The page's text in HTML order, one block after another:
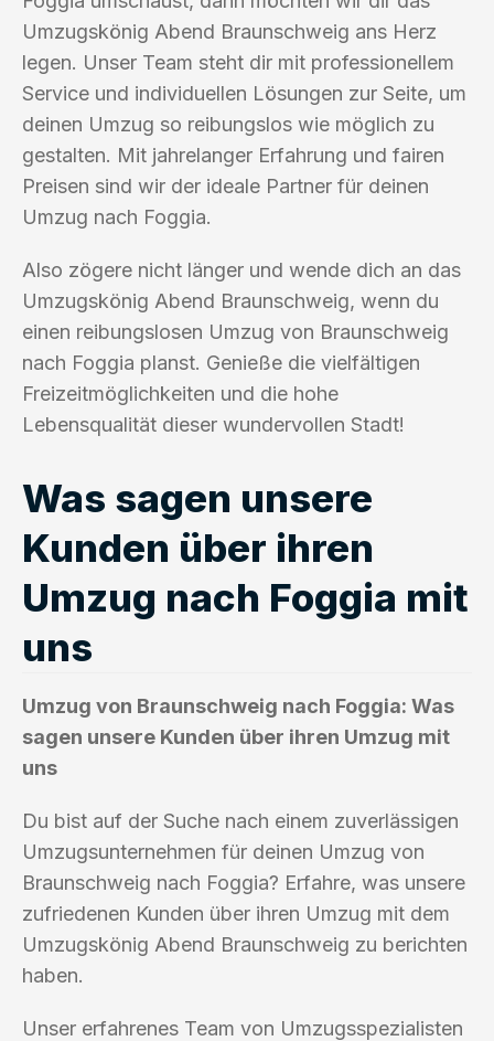
Umzugskönig Abend Braunschweig ans Herz
legen. Unser Team steht dir mit professionellem
Service und individuellen Lösungen zur Seite, um
deinen Umzug so reibungslos wie möglich zu
gestalten. Mit jahrelanger Erfahrung und fairen
Preisen sind wir der ideale Partner für deinen
Umzug nach Foggia.
Also zögere nicht länger und wende dich an das
Umzugskönig Abend Braunschweig, wenn du
einen reibungslosen Umzug von Braunschweig
nach Foggia planst. Genieße die vielfältigen
Freizeitmöglichkeiten und die hohe
Lebensqualität dieser wundervollen Stadt!
Was sagen unsere
Kunden über ihren
Umzug nach Foggia mit
uns
Umzug von Braunschweig nach Foggia: Was
sagen unsere Kunden über ihren Umzug mit
uns
Du bist auf der Suche nach einem zuverlässigen
Umzugsunternehmen für deinen Umzug von
Braunschweig nach Foggia? Erfahre, was unsere
zufriedenen Kunden über ihren Umzug mit dem
Umzugskönig Abend Braunschweig zu berichten
haben.
Unser erfahrenes Team von Umzugsspezialisten